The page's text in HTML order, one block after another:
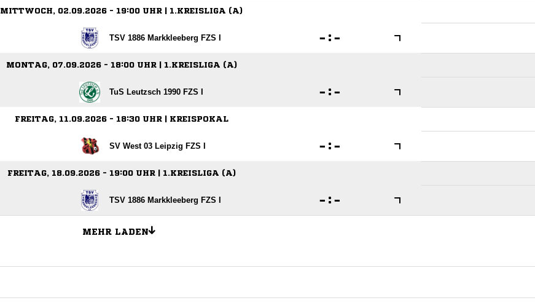
MITTWOCH, 02.09.2026 - 19:00 UHR | 1.KREISLIGA (A)
TSV 1886 Markkleeberg FZS I  : 
MONTAG, 07.09.2026 - 18:00 UHR | 1.KREISLIGA (A)
TuS Leutzsch 1990 FZS I  : 
FREITAG, 11.09.2026 - 18:30 UHR | KREISPOKAL
SV West 03 Leipzig FZS I  : 
FREITAG, 18.09.2026 - 19:00 UHR | 1.KREISLIGA (A)
TSV 1886 Markkleeberg FZS I  : 
MEHR LADEN